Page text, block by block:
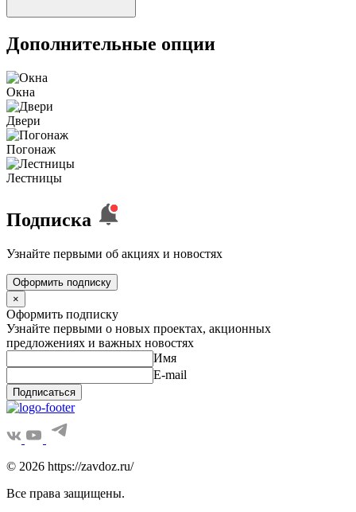
Дополнительные опции
Окна
Двери
Погонаж
Лестницы
Подписка
Узнайте первыми об акциях и новостях
Оформить подписку
×
Оформить подписку
Узнайте первыми о новых проектах, акционных
предложениях и важных новостях
Имя
E-mail
Подписаться
© 2026 https://zavdoz.ru/
Все права защищены.